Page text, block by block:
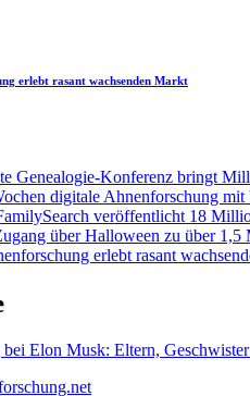
erlebt rasant wachsenden Markt
Genealogie-Konferenz bringt
digitale Ahnenforschung mit
veröffentlicht 18
über Halloween zu über 1,5
erlebt rasant
Elon Musk: Eltern,